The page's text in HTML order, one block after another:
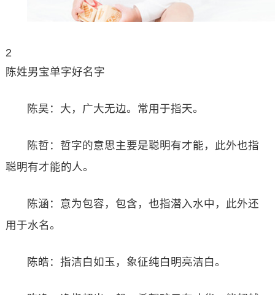
2
陈姓男宝单字好名字
陈昊：大，广大无边。常用于指天。
陈哲：哲字的意思主要是聪明有才能，此外也指
聪明有才能的人。
陈涵：意为包容，包含，也指潜入水中，此外还
用于水名。
陈皓：指洁白如玉，象征纯白明亮洁白。